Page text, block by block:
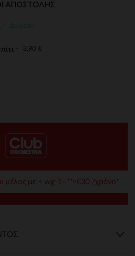
ΑΠΟΣΤΟΛΉΣ
3,90 €
μέλος με < wg-1="">€30 /χρόνο*